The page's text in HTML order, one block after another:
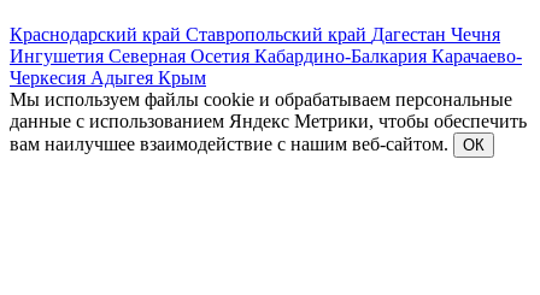
Краснодарский край Ставропольский край Дагестан Чечня
Ингушетия Северная Осетия Кабардино-Балкария Карачаево-
Черкесия Адыгея Крым
Мы используем файлы cookie и обрабатываем персональные
данные с использованием Яндекс Метрики, чтобы обеспечить
вам наилучшее взаимодействие с нашим веб-сайтом.
ОК